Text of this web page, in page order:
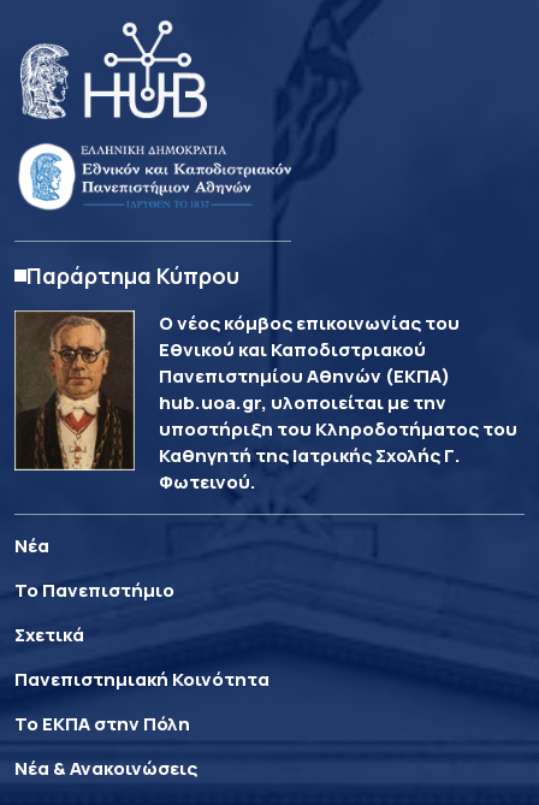
Παράρτημα Κύπρου
Ο νέος κόμβος επικοινωνίας του
Εθνικού και Καποδιστριακού
Πανεπιστημίου Αθηνών (ΕΚΠΑ)
hub.uoa.gr, υλοποιείται με την
υποστήριξη του Κληροδοτήματος του
Καθηγητή της Ιατρικής Σχολής Γ.
Φωτεινού.
Νέα
Το Πανεπιστήμιο
Σχετικά
Πανεπιστημιακή Κοινότητα
Το ΕΚΠΑ στην Πόλη
Νέα & Ανακοινώσεις